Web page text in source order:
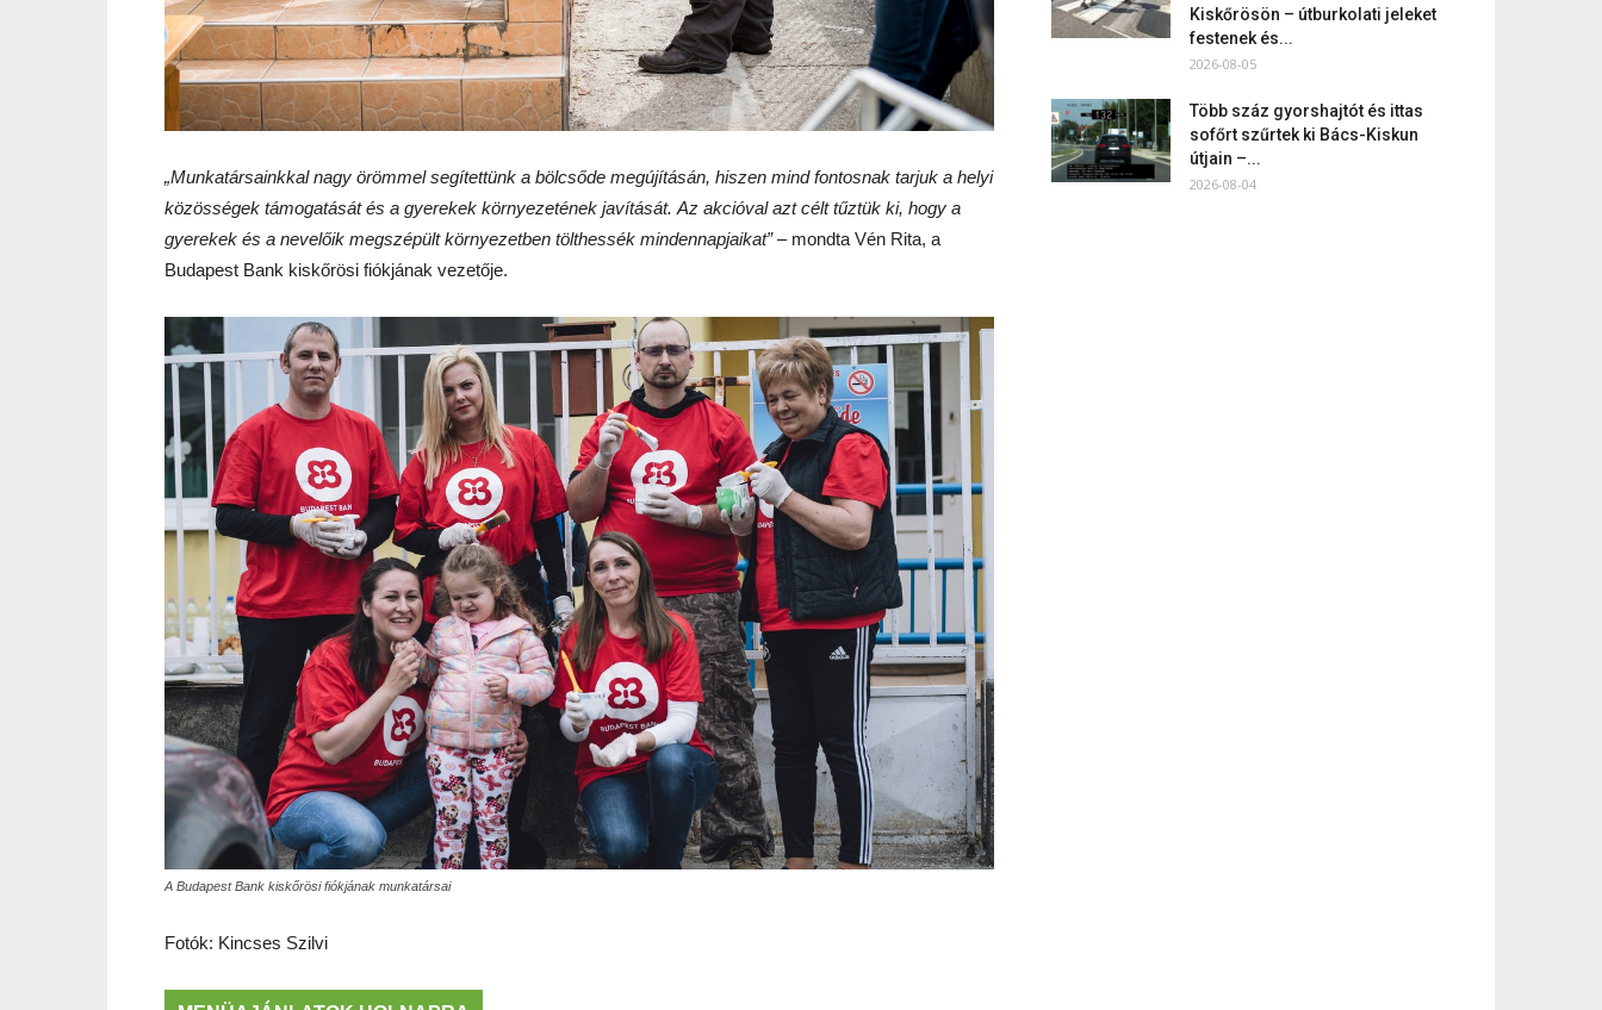
„Munkatársainkkal nagy örömmel segítettünk a bölcsőde megújításán, hiszen mind fontosnak tarjuk a helyi
közösségek támogatását és a gyerekek környezetének javítását. Az akcióval azt célt tűztük ki, hogy a
gyerekek és a nevelőik megszépült környezetben tölthessék mindennapjaikat”– mondta Vén Rita, a
Budapest Bank kiskőrösi fiókjának vezetője.
A Budapest Bank kiskőrösi fiókjának munkatársai
Fotók: Kincses Szilvi
Kiskőrösön – útburkolati jeleket
festenek és...
2026-08-05
Több száz gyorshajtót és ittas
sofőrt szűrtek ki Bács-Kiskun
útjain –...
2026-08-04